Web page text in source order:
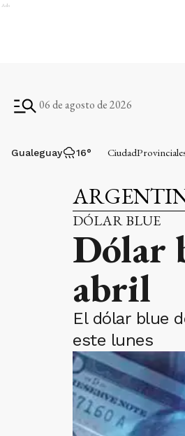
Ads
06 de agosto de 2026
Gualeguay 16° Ciudad
DÓLAR BLUE
Dólar
abril
El dólar blue
este lunes